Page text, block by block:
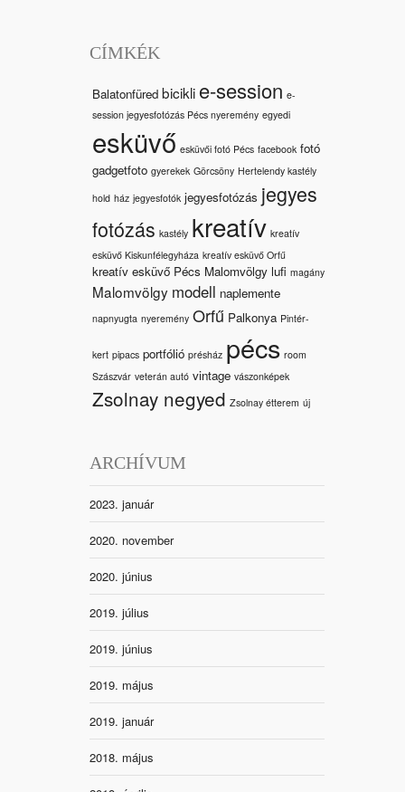
CÍMKÉK
Balatonfüred bicikli e-session e-
session jegyesfotózás Pécs nyeremény egyedi
esküvő esküvői fotó Pécs facebook fotó
gadgetfoto gyerekek Görcsöny Hertelendy kastély
hold ház jegyesfotók jegyesfotózás jegyes
fotózás kastély kreatív kreatív
esküvő Kiskunfélegyháza kreatív esküvő Orfű
kreatív esküvő Pécs Malomvölgy lufi magány
Malomvölgy modell naplemente
napnyugta nyeremény Orfű Palkonya Pintér-
kert pipacs portfólió présház pécs room
Szászvár veterán autó vintage vászonképek
Zsolnay negyed Zsolnay étterem új
ARCHÍVUM
2023. január
2020. november
2020. június
2019. július
2019. június
2019. május
2019. január
2018. május